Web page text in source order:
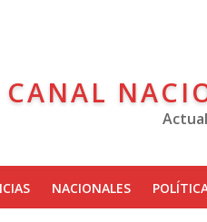
CANAL
NACIONALES